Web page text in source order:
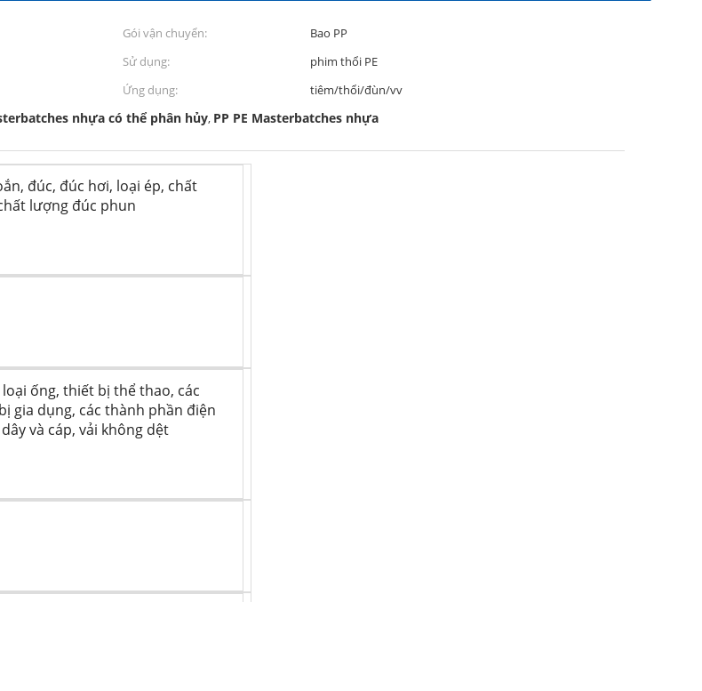
Gói vận chuyển:
Bao PP
Sử dụng:
phim thổi PE
Ứng dụng:
tiêm/thổi/đùn/vv
nhựa có thể phân hủy, PP PE Masterbatches nhựa
đúc, đúc hơi, loại ép, chất
lượng đúc phun
ống, thiết bị thể thao, các
gia dụng, các thành phần điện
và cáp, vải không dệt